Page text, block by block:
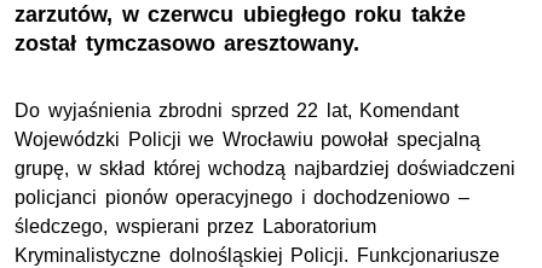
zarzutów, w czerwcu ubiegłego roku także
został tymczasowo aresztowany.
Do wyjaśnienia zbrodni sprzed 22 lat, Komendant
Wojewódzki Policji we Wrocławiu powołał specjalną
grupę, w skład której wchodzą najbardziej doświadczeni
policjanci pionów operacyjnego i dochodzeniowo –
śledczego, wspierani przez Laboratorium
Kryminalistyczne dolnośląskiej Policji. Funkcjonariusze